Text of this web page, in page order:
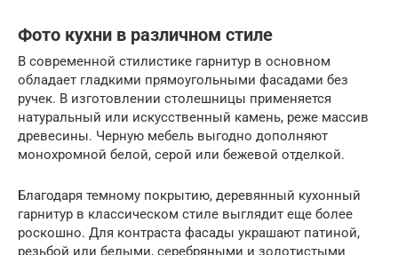
Фото кухни в различном стиле
В современной стилистике гарнитур в основном
обладает гладкими прямоугольными фасадами без
ручек. В изготовлении столешницы применяется
натуральный или искусственный камень, реже массив
древесины. Черную мебель выгодно дополняют
монохромной белой, серой или бежевой отделкой.
Благодаря темному покрытию, деревянный кухонный
гарнитур в классическом стиле выглядит еще более
роскошно. Для контраста фасады украшают патиной,
резьбой или белыми, серебряными и золотистыми